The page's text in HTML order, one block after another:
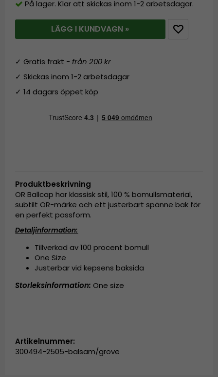
På lager. Klar att skickas inom 1-2 arbetsdagar.
LÄGG I KUNDVAGN »
✓ Gratis frakt -från 200 kr
✓ Skickas inom 1-2 arbetsdagar
✓ 14 dagars öppet köp
Produktbeskrivning
OR Ballcap har klassisk stil, 100 % bomullsmaterial,
subtilt OR-märke och ett justerbart spänne bak för
en perfekt passform.
Detaljinformation:
Tillverkad av 100 procent bomull
One Size
Justerbar vid kepsens baksida
Storleksinformation: One size
Artikelnummer:
300494-2505-balsam/grove